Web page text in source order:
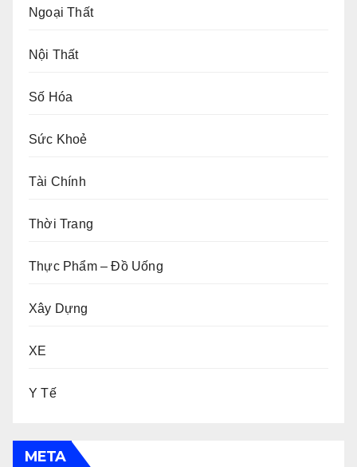
Ngoại Thất
Nội Thất
Số Hóa
Sức Khoẻ
Tài Chính
Thời Trang
Thực Phẩm – Đồ Uống
Xây Dựng
XE
Y Tế
META